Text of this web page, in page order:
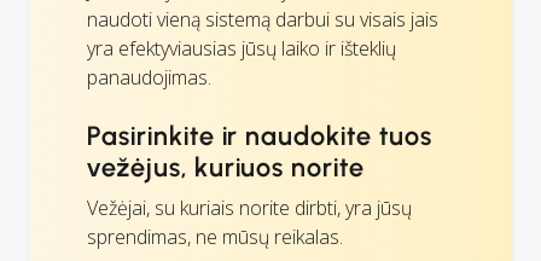
naudoti vieną sistemą darbui su visais jais
yra efektyviausias jūsų laiko ir išteklių
panaudojimas.
Pasirinkite ir naudokite tuos
vežėjus, kuriuos norite
Vežėjai, su kuriais norite dirbti, yra jūsų
sprendimas, ne mūsų reikalas.